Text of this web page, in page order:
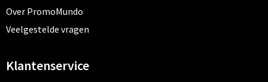
Over PromoMundo
Veelgestelde vragen
Klantenservice